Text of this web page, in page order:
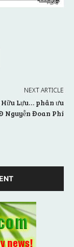
NEXT ARTICLE
Hữu Lựu… phân ưu
Nguyễn Đoan Phi